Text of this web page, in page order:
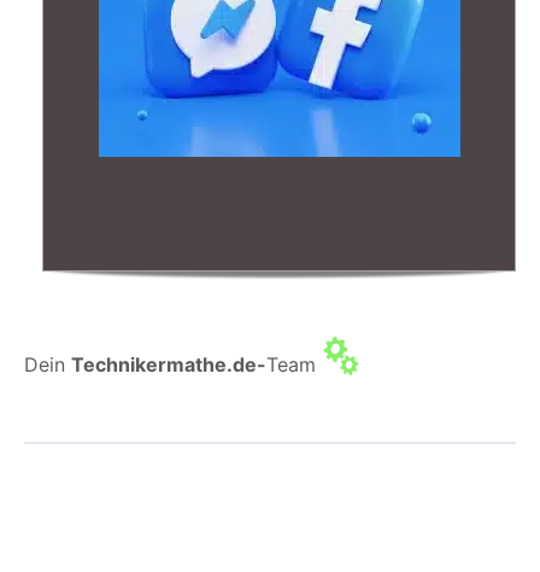
Dein Technikermathe.de-Team